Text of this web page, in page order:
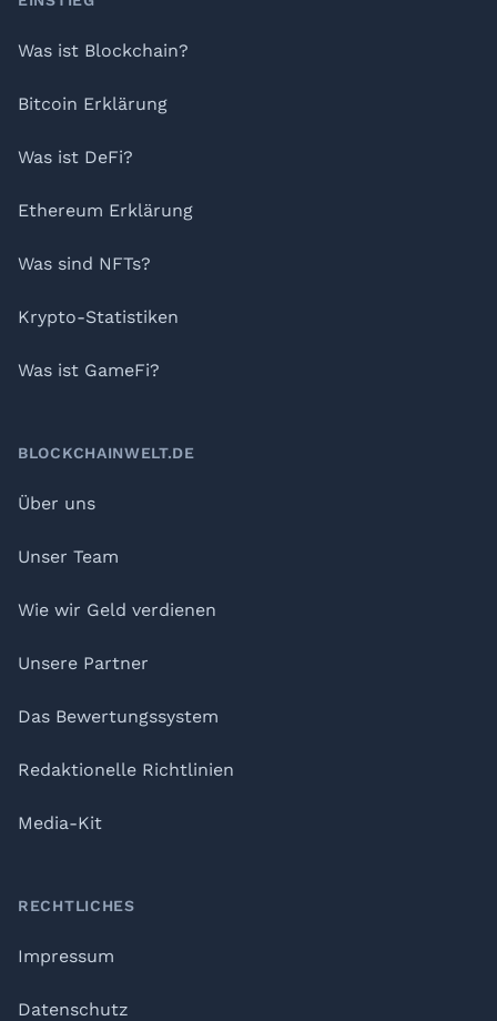
Was ist Blockchain?
Bitcoin Erklärung
Was ist DeFi?
Ethereum Erklärung
Was sind NFTs?
Krypto-Statistiken
Was ist GameFi?
BLOCKCHAINWELT.DE
Über uns
Unser Team
Wie wir Geld verdienen
Unsere Partner
Das Bewertungssystem
Redaktionelle Richtlinien
Media-Kit
RECHTLICHES
Impressum
Datenschutz